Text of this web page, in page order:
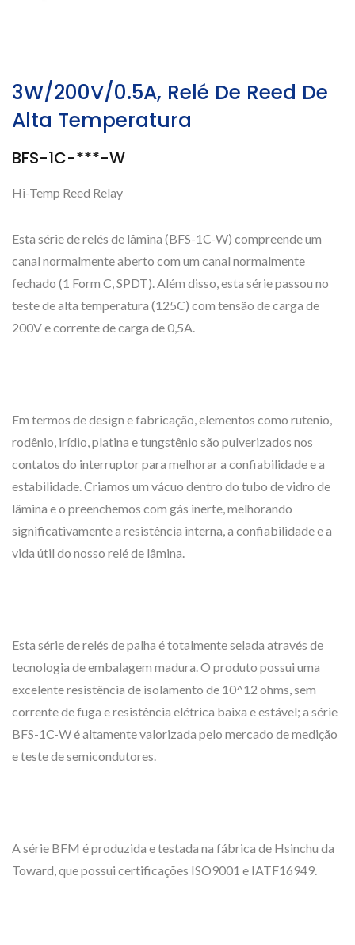
3W/200V/0.5A, Relé De Reed De
Alta Temperatura
BFS-1C-***-W
Hi-Temp Reed Relay
Esta série de relés de lâmina (BFS-1C-W) compreende um
canal normalmente aberto com um canal normalmente
fechado (1 Form C, SPDT). Além disso, esta série passou no
teste de alta temperatura (125C) com tensão de carga de
200V e corrente de carga de 0,5A.
Em termos de design e fabricação, elementos como rutenio,
rodênio, irídio, platina e tungstênio são pulverizados nos
contatos do interruptor para melhorar a confiabilidade e a
estabilidade. Criamos um vácuo dentro do tubo de vidro de
lâmina e o preenchemos com gás inerte, melhorando
significativamente a resistência interna, a confiabilidade e a
vida útil do nosso relé de lâmina.
Esta série de relés de palha é totalmente selada através de
tecnologia de embalagem madura. O produto possui uma
excelente resistência de isolamento de 10^12 ohms, sem
corrente de fuga e resistência elétrica baixa e estável; a série
BFS-1C-W é altamente valorizada pelo mercado de medição
e teste de semicondutores.
A série BFM é produzida e testada na fábrica de Hsinchu da
Toward, que possui certificações ISO9001 e IATF16949.